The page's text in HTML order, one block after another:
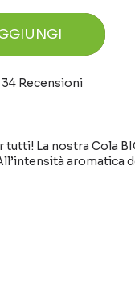
34 Recensioni
La nostra Cola
aromatica